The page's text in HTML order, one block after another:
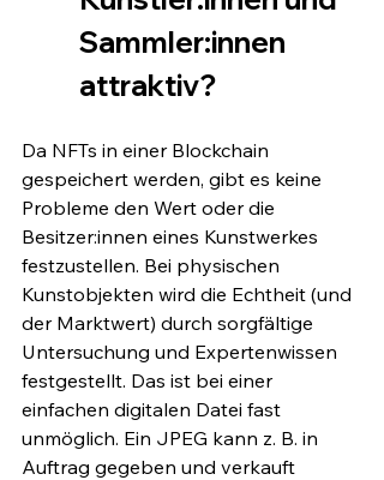
Sammler:innen
attraktiv?
Da NFTs in einer Blockchain
gespeichert werden, gibt es keine
Probleme den Wert oder die
Besitzer:innen eines Kunstwerkes
festzustellen. Bei physischen
Kunstobjekten wird die Echtheit (und
der Marktwert) durch sorgfältige
Untersuchung und Expertenwissen
festgestellt. Das ist bei einer
einfachen digitalen Datei fast
unmöglich. Ein JPEG kann z. B. in
Auftrag gegeben und verkauft